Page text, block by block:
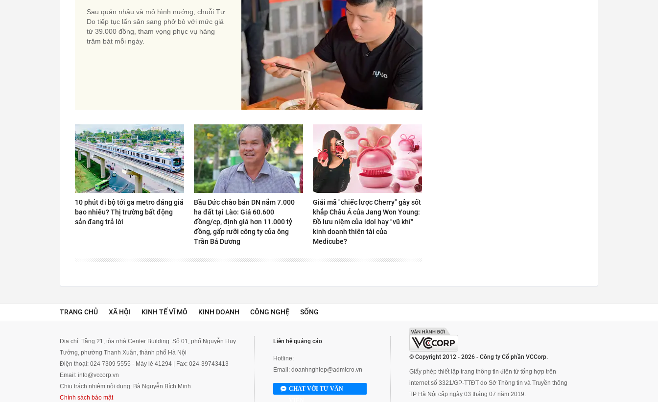
Sau quán nhậu và mô hình nướng, chuỗi Tự
Do tiếp tục lấn sân sang phở bò với mức giá
từ 39.000 đồng, tham vọng phục vụ hàng
trăm bát mỗi ngày.
10 phút đi bộ tới ga metro đáng giá
bao nhiêu? Thị trường bất động
sản đang trả lời
Bầu Đức chào bán DN nắm 7.000
ha đất tại Lào: Giá 60.600
đồng/cp, định giá hơn 11.000 tỷ
đồng, gấp rưỡi công ty của ông
Trần Bá Dương
Giải mã "chiếc lược Cherry" gây sốt
khắp Châu Á của Jang Won Young:
Đồ lưu niệm của idol hay "vũ khí"
kinh doanh thiên tài của
Medicube?
TRANG CHỦ XÃ HỘI KINH TẾ VĨ MÔ KINH DOANH CÔNG NGHỆ SỐNG
Địa chỉ: Tầng 21, tòa nhà Center Building. Số 01, phố Nguyễn Huy
Tưởng, phường Thanh Xuân, thành phố Hà Nội
Điện thoại: 024 7309 5555 - Máy lẻ 41294 | Fax: 024-39743413
Email: info@vccorp.vn
Chịu trách nhiệm nội dung: Bà Nguyễn Bích Minh
Chính sách bảo mật
Liên hệ quảng cáo
Hotline:
Email: doanhnghiep@admicro.vn
CHAT VỚI TƯ VẤN
© Copyright 2012 - 2026 - Công ty Cổ phần VCCorp.
Giấy phép thiết lập trang thông tin điện tử tổng hợp trên
internet số 3321/GP-TTĐT do Sở Thông tin và Truyền thông
TP Hà Nội cấp ngày 03 tháng 07 năm 2019.